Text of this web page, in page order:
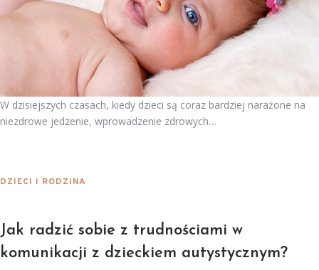
W dzisiejszych czasach, kiedy dzieci są coraz bardziej narażone na
niezdrowe jedzenie, wprowadzenie zdrowych…
DZIECI I RODZINA
Jak radzić sobie z trudnościami w
komunikacji z dzieckiem autystycznym?